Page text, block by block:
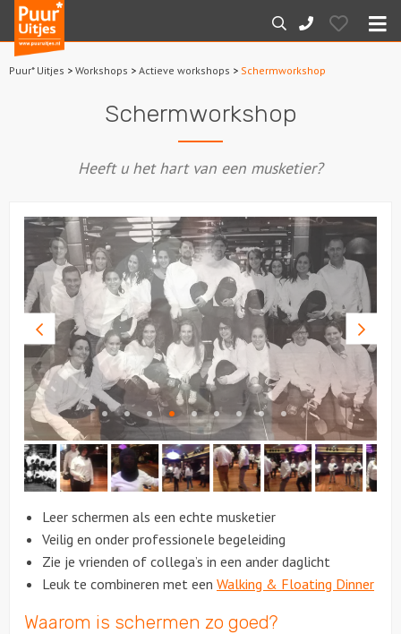
Puur*
Uitjes
Zoeken
088-
7887000
Hearts
Dagarrangementen
Avondarrangementen
Varen
Boottochten
Losse boothuur
Sport en spel
Citygames
Quizzen en spellen
Speurtochten
Sportieve activiteiten
Dinerspellen
Puur* Uitjes > Workshops > Actieve workshops > Schermworkshop
Schermworkshop
Heeft u het hart van een musketier?
Vorige
foto
foto
Leer schermen als een echte musketier
Veilig en onder professionele begeleiding
Zie je vrienden of collega’s in een ander daglicht
Leuk te combineren met een Walking & Floating Dinner
Waarom is schermen zo goed?